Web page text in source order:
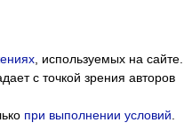
, используемых на сайте.
с точкой зрения авторов
при выполнении условий